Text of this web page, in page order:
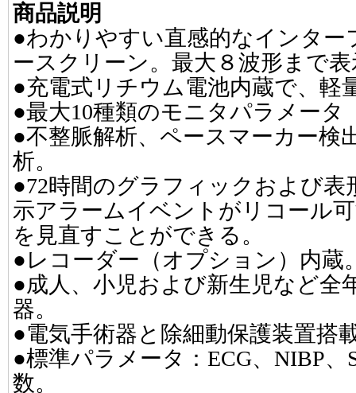
商品説明
●わかりやすい直感的なインタ
ースクリーン。最大８波形まで
●充電式リチウム電池内蔵で、軽
●最大10種類のモニタパラメータ
●不整脈解析、ペースマーカー検
析。
●72時間のグラフィックおよび
示アラームイベントがリコール
を見直すことができる。
●レコーダー（オプション）内蔵
●成人、小児および新生児など全
器。
●電気手術器と除細動保護装置搭
●標準パラメータ：ECG、NIBP、
数。